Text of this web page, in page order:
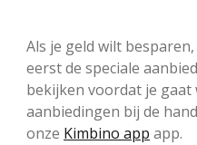
Als je geld wilt
eerst de speciale
bekijken voordat je gaat
aanbiedingen bij de
onze Kimbino app app.